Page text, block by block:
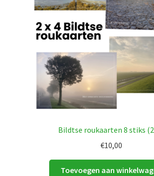
Bildtse roukaarten 8 stiks
€10,00
Toevoegen aan